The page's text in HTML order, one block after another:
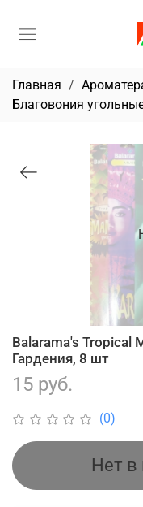
Главная
Благовония
(0)
Balarama's Tropical
Гардения, 8 шт
15 руб.
Нет в